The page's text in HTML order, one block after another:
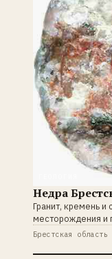
Недра
Гранит, кремень и
месторождения и
Брестская область